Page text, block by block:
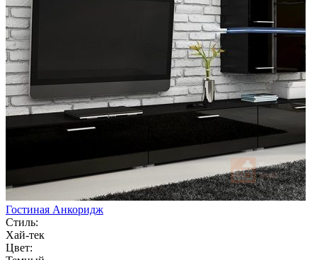
Гостиная Анкоридж
Стиль:
Хай-тек
Цвет: